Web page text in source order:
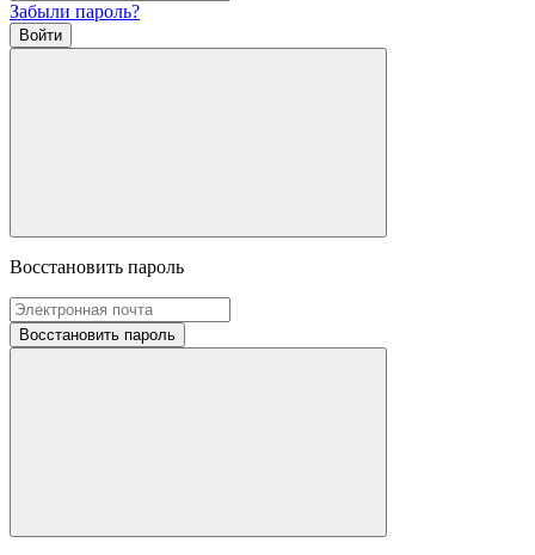
Забыли пароль?
Войти
Восстановить пароль
Восстановить пароль